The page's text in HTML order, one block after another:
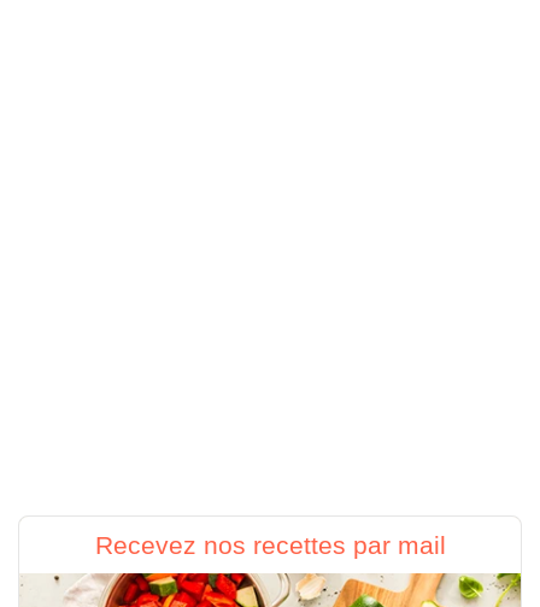
Recevez nos recettes par mail